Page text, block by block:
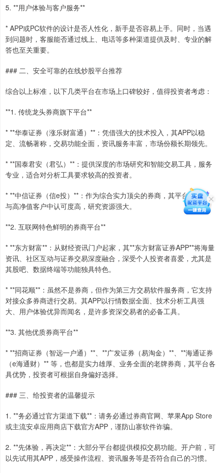
5. **用户体验与客户服务**
* APP或PC软件的设计是否人性化，新手是否容易上手。同时，当遇
到问题时，客服能否通过线上、电话等多种渠道提供及时、专业的解
答也至关重要。
### 二、安全可靠的在线炒股平台推荐
综合以上标准，以下几类平台在市场上口碑较好，值得投资者考虑：
**1. 传统龙头券商旗下平台**
* **华泰证券（涨乐财富通）**：凭借强大的技术投入，其APP以稳
定、流畅著称，交易功能全面，资讯服务丰富，市场份额长期领先。
* **国泰君安（君弘）**：提供深度的市场研究和智能交易工具，服务
专业，适合对分析工具要求较高的投资者。
* **中信证券（信e投）**：作为综合实力顶尖的券商，其平台在机构
与高净值客户中认可度高，研究资源强大。
**2. 互联网特色鲜明的券商平台**
* **东方财富**：从财经资讯门户起家，其**东方财富证券APP**将海量
资讯、社区互动与证券交易深度融合，深受个人投资者喜爱，尤其是
其股吧、数据终端等功能独具特色。
* **同花顺**：虽然不是券商，但作为第三方交易软件服务商，它支持
对接众多券商进行交易。其APP以行情数据全面、技术分析工具强
大、用户体验优异而闻名，是许多资深交易者的必备工具。
**3. 其他优质券商平台**
* **招商证券（智远一户通）**、**广发证券（易淘金）**、**海通证券
（e海通财）** 等，也都是实力雄厚、业务全面的老牌券商，其平台各
具优势，投资者可根据自身偏好选择。
### 三、给投资者的温馨提示
1. **务必通过官方渠道下载**：请务必通过券商官网、苹果App Store
或主流安卓应用商店下载官方APP，谨防山寨软件诈骗。
2. **先体验，再决定**：大部分平台都提供模拟交易功能。开户前，可
以先试用其APP，感受操作流程、资讯服务等是否符合自己的习惯。